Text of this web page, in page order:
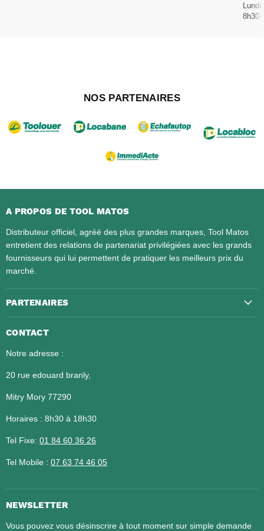
8h30-
NOS PARTENAIRES
A PROPOS DE TOOL MATOS
Distributeur officiel, agréé des plus grandes marques, Tool Matos
entretient des relations de partenariat privilégiées avec les grands
fournisseurs qui lui permettent de pratiquer les meilleurs prix du
marché.
PARTENAIRES
CONTACT
Notre adresse :
20 rue edouard branly,
Mitry Mory 77290
Horaires : 8h30 à 18h30
Tel Fixe: 01 84 60 36 26​​​​​​​
Tel Mobile : 07 63 74 46 05
NEWSLETTER
Vous pouvez vous désinscrire à tout moment sur simple demande